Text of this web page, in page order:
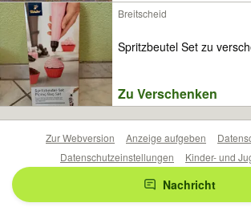
Breitscheid
Spritzbeutel Set zu
Zu Verschenken
Nachricht
Zur Webversion Anzeige aufgeben
Datenschutzeinstellungen
Kinder- und
Barrierefreiheitserklärung